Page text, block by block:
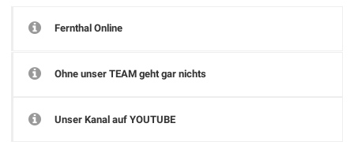
Fernthal Online
Ohne unser TEAM geht gar nichts
Unser Kanal auf YOUTUBE